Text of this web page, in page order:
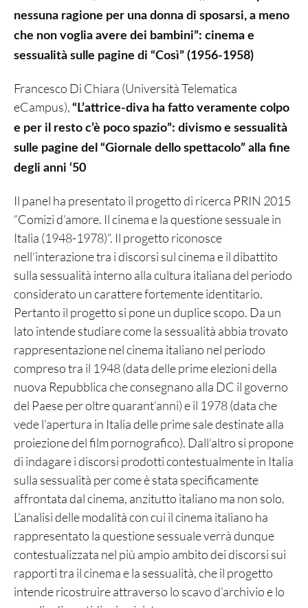
nessuna ragione per una donna di sposarsi, a meno
che non voglia avere dei bambini”: cinema e
sessualità sulle pagine di “Così” (1956-1958)
Francesco Di Chiara (Università Telematica
eCampus), “L’attrice-diva ha fatto veramente colpo
e per il resto c’è poco spazio”: divismo e sessualità
sulle pagine del “Giornale dello spettacolo” alla fine
degli anni ‘50
Il panel ha presentato il progetto di ricerca PRIN 2015
“Comizi d’amore. Il cinema e la questione sessuale in
Italia (1948-1978)”. Il progetto riconosce
nell’interazione tra i discorsi sul cinema e il dibattito
sulla sessualità interno alla cultura italiana del periodo
considerato un carattere fortemente identitario.
Pertanto il progetto si pone un duplice scopo. Da un
lato intende studiare come la sessualità abbia trovato
rappresentazione nel cinema italiano nel periodo
compreso tra il 1948 (data delle prime elezioni della
nuova Repubblica che consegnano alla DC il governo
del Paese per oltre quarant’anni) e il 1978 (data che
vede l’apertura in Italia delle prime sale destinate alla
proiezione del film pornografico). Dall’altro si propone
di indagare i discorsi prodotti contestualmente in Italia
sulla sessualità per come è stata specificamente
affrontata dal cinema, anzitutto italiano ma non solo.
L’analisi delle modalità con cui il cinema italiano ha
rappresentato la questione sessuale verrà dunque
contestualizzata nel più ampio ambito dei discorsi sui
rapporti tra il cinema e la sessualità, che il progetto
intende ricostruire attraverso lo scavo d’archivio e lo